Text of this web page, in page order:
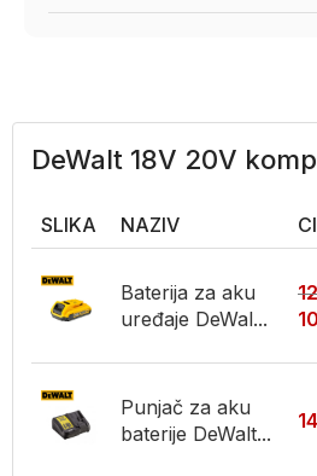
DeWalt 18V 20V
SLIKA NAZIV
Baterija za aku
uređaje DeWal...
Punjač za aku
baterije DeWalt...